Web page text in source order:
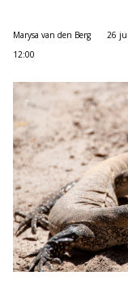
Marysa van den Berg
26
12:00